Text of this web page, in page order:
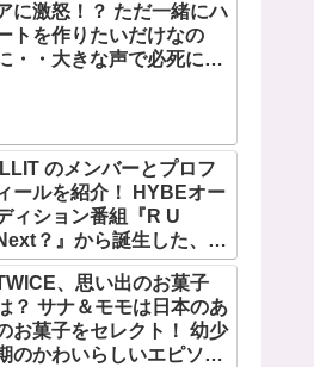
に激怒！？ ただ一緒にハ
トを作りたいだけなの
・・大きな声で必死にア
ILLIT のメンバーとプロフ
ールを紹介！ HYBEオー
ィション番組『R U
？』から誕生した、日
人のイロハとモカを含む
人組ガールズグループ！
ビュー曲「Magnetic」が
きなりの大ヒット
、思い出のお菓子
？ サナ＆モモは日本のあ
お菓子をセレクト！ 幼少
のかわいらしいエピソー